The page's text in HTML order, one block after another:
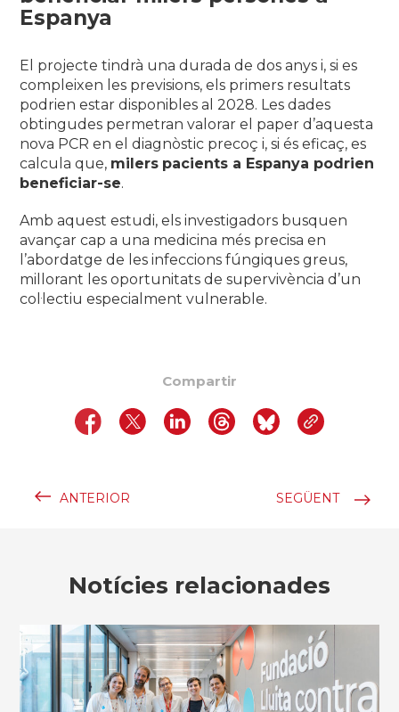
Espanya
El projecte tindrà una durada de dos anys i, si es
compleixen les previsions, els primers resultats
podrien estar disponibles al 2028. Les dades
obtingudes permetran valorar el paper d’aquesta
nova PCR en el diagnòstic precoç i, si és eficaç, es
calcula que, milers pacients a Espanya podrien
beneficiar-se.
Amb aquest estudi, els investigadors busquen
avançar cap a una medicina més precisa en
l’abordatge de les infeccions fúngiques greus,
millorant les oportunitats de supervivència d’un
col·lectiu especialment vulnerable.
Compartir
ANTERIOR SEGÜENT
Notícies relacionades